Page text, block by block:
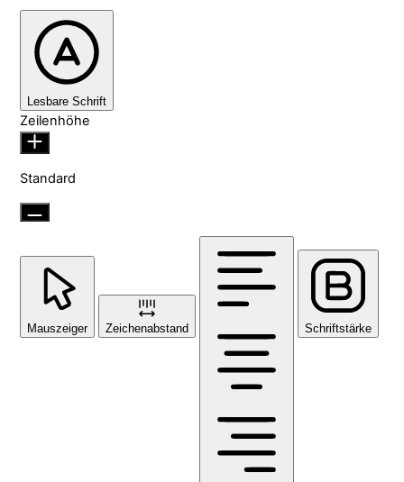
Lesbare Schrift
Zeilenhöhe
Standard
Mauszeiger Zeichenabstand Schriftstärke